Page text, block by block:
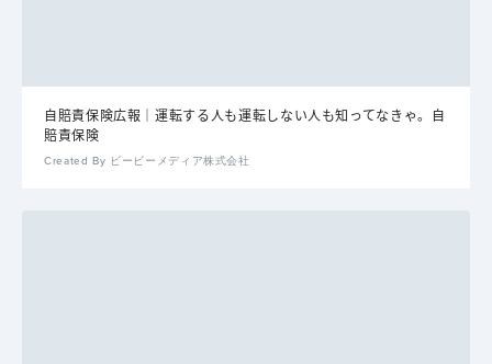
自賠責保険広報｜運転する人も運転しない人も知ってなきゃ。自
賠責保険
Created By ビービーメディア株式会社